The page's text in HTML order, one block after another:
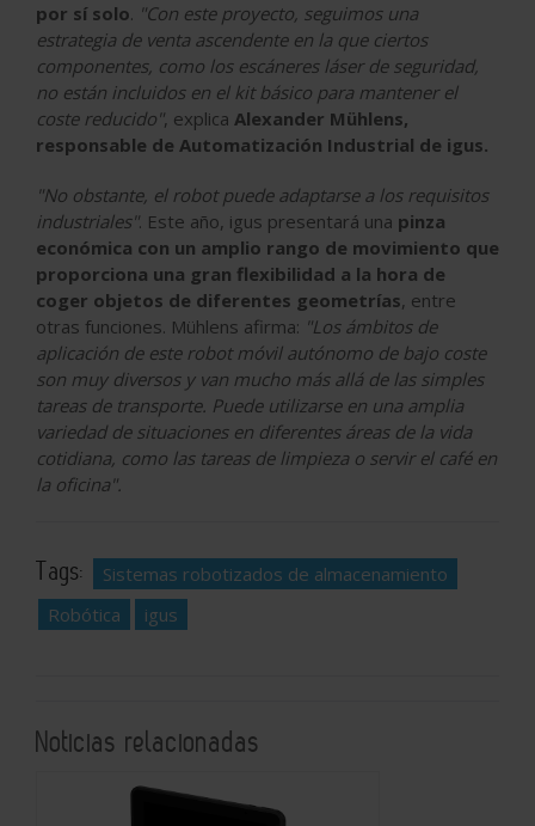
por sí solo. "Con este proyecto, seguimos una
estrategia de venta ascendente en la que ciertos
componentes, como los escáneres láser de seguridad,
no están incluidos en el kit básico para mantener el
coste reducido", explica Alexander Mühlens,
responsable de Automatización Industrial de igus.
"No obstante, el robot puede adaptarse a los requisitos
industriales". Este año, igus presentará una pinza
económica con un amplio rango de movimiento que
proporciona una gran flexibilidad a la hora de
coger objetos de diferentes geometrías, entre
otras funciones. Mühlens afirma: "Los ámbitos de
aplicación de este robot móvil autónomo de bajo coste
son muy diversos y van mucho más allá de las simples
tareas de transporte. Puede utilizarse en una amplia
variedad de situaciones en diferentes áreas de la vida
cotidiana, como las tareas de limpieza o servir el café en
la oficina".
Tags:
Sistemas robotizados de almacenamiento
Robótica
igus
Noticias relacionadas